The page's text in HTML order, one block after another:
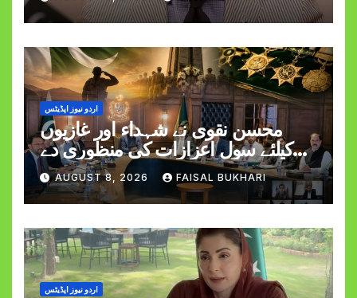
کی شہادت پر اظہارِ افسوس
اردو نیوز اپڈیٹس
محسن نقوی نے شہداء اور غازیوں
کیلئے سول اعزازات کی منظوری دے
دیAUGUST 8, 2026 FAISAL BUKHARI
اردو نیوز اپڈیٹس